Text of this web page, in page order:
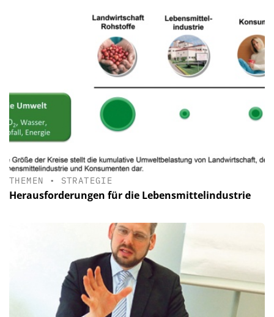
THEMEN • STRATEGIE
Herausforderungen für die Lebensmittelindustrie